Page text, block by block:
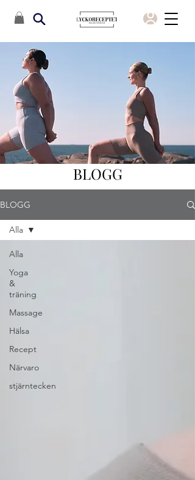
BLOGG
BLOGG
Alla
Yoga
&
träning
Massage
Hälsa
Recept
Närvaro
stjärntecken
Alla